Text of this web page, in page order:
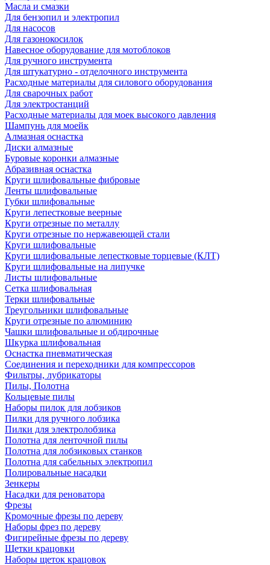
Масла и смазки
Для бензопил и электропил
Для насосов
Для газонокосилок
Навесное оборудование для мотоблоков
Для ручного инструмента
Для штукатурно - отделочного инструмента
Расходные материалы для силового оборудования
Для сварочных работ
Для электростанций
Расходные материалы для моек высокого давления
Шампунь для моейк
Алмазная оснастка
Диски алмазные
Буровые коронки алмазные
Абразивная оснастка
Круги шлифовальные фибровые
Ленты шлифовальные
Губки шлифовальные
Круги лепестковые веерные
Круги отрезные по металлу
Круги отрезные по нержавеющей стали
Круги шлифовальные
Круги шлифовальные лепестковые торцевые (КЛТ)
Круги шлифовальные на липучке
Листы шлифовальные
Сетка шлифовальная
Терки шлифовальные
Треугольники шлифовальные
Круги отрезные по алюминию
Чашки шлифовальные и обдирочные
Шкурка шлифовальная
Оснастка пневматическая
Соединения и переходники для компрессоров
Фильтры, лубрикаторы
Пилы, Полотна
Кольцевые пилы
Наборы пилок для лобзиков
Пилки для ручного лобзика
Пилки для электролобзика
Полотна для ленточной пилы
Полотна для лобзиковых станков
Полотна для сабельных электропил
Полировальные насадки
Зенкеры
Насадки для реноватора
Фрезы
Кромочные фрезы по дереву
Наборы фрез по дереву
Фигирейные фрезы по дереву
Щетки крацовки
Наборы щеток крацовок